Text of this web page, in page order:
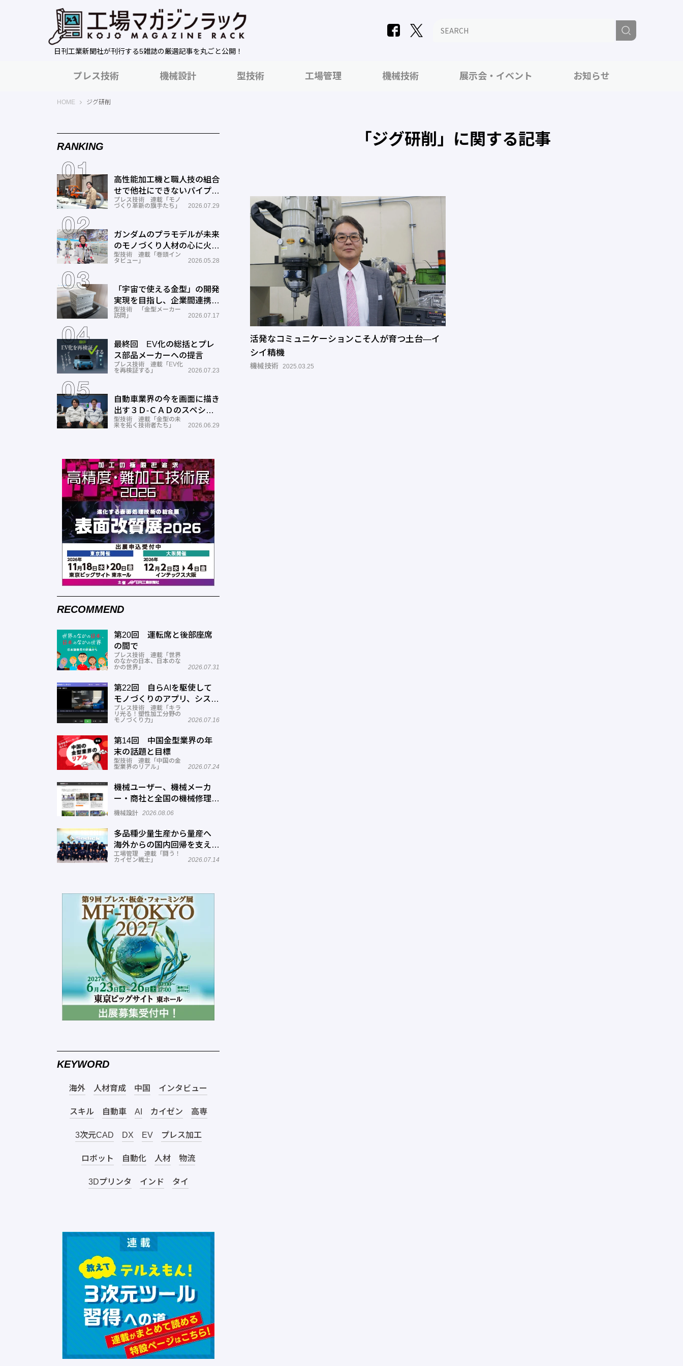
日刊工業新聞社が刊行する5雑誌の厳選記事を丸ごと公開！
プレス技術 機械設計 型技術 工場管理 機械技術 展示会・イベント お知らせ
HOME 工場マガジンラック｜日刊工業新聞社
ジグ研削
「ジグ研削」に関する記事
活発なコミュニケーションこそ人が育つ土台―イ
シイ精機
機械技術 2025.03.25
RANKING
高性能加工機と職人技の組合
せで他社にできないパイプ曲
げを実現―ミナミ技研
プレス技術 連載「モノ
づくり革新の旗手たち」
2026.07.29
ガンダムのプラモデルが未来
のモノづくり人材の心に火を
つける―BANDAI SPIRITS
型技術 連載「巻頭イン
タビュー」
2026.05.28
「宇宙で使える金型」の開発
実現を目指し、企業間連携を
推進―ワールド工業
型技術 「金型メーカー
訪問」
2026.07.17
最終回 EV化の総括とプレ
ス部品メーカーへの提言
プレス技術 連載「EV化
を再検証する」
2026.07.23
自動車業界の今を画面に描き
出す３Ｄ-ＣＡＤのスペシャ
リストとしての成長と展望ー
型技術 連載「金型の未
来を拓く技術者たち」
2026.06.29
RECOMMEND
第20回 運転席と後部座席
の間で
プレス技術 連載「世界
のなかの日本、日本のな
かの世界」
2026.07.31
第22回 自らAIを駆使して
モノづくりのアプリ、システ
ムを開発する─オーテック
プレス技術 連載「キラ
リ光る！塑性加工分野の
モノづくり力」
2026.07.16
第14回 中国金型業界の年
末の話題と目標
型技術 連載「中国の金
型業界のリアル」
2026.07.24
機械ユーザー、機械メーカ
ー・商社と全国の機械修理業
者をマッチングするサービス
機械設計 2026.08.06
多品種少量生産から量産へ
海外からの国内回帰を支える
現場改善―ソディック 加賀
工場管理 連載「闘う！
カイゼン戦士」
2026.07.14
KEYWORD
海外 人材育成 中国 インタビュー
スキル 自動車 AI カイゼン 高専
3次元CAD DX EV プレス加工
ロボット 自動化 人材 物流
3Dプリンタ インド タイ